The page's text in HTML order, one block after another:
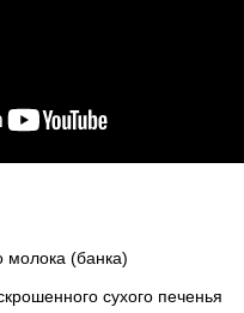
молока (банка)
сухого печенья